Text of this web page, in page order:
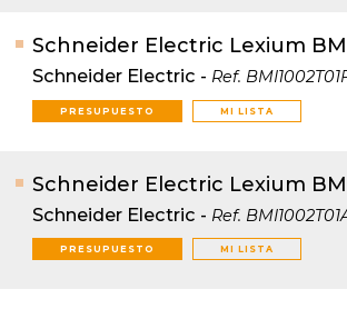
Schneider Electric Lexium
Schneider Electric - Ref.
PRESUPUESTO MI LISTA
Schneider Electric Lexium
Schneider Electric - Ref.
PRESUPUESTO MI LISTA